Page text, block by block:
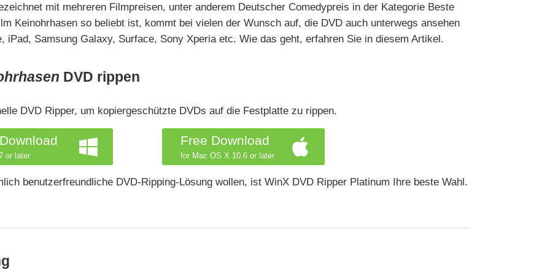
mit mehreren Filmpreisen, unter anderem Deutscher Comedypreis in der Kategorie Beste
Keinohrhasen so beliebt ist, kommt bei vielen der Wunsch auf, die DVD auch unterwegs ansehen
iPad, Samsung Galaxy, Surface, Sony Xperia etc. Wie das geht, erfahren Sie in diesem Artikel.
DVD rippen
DVD Ripper, um kopiergeschützte DVDs auf die Festplatte zu rippen.
or later
Free Download
for Mac OS X 10.6 or later
benutzerfreundliche DVD-Ripping-Lösung wollen, ist WinX DVD Ripper Platinum Ihre beste Wahl.